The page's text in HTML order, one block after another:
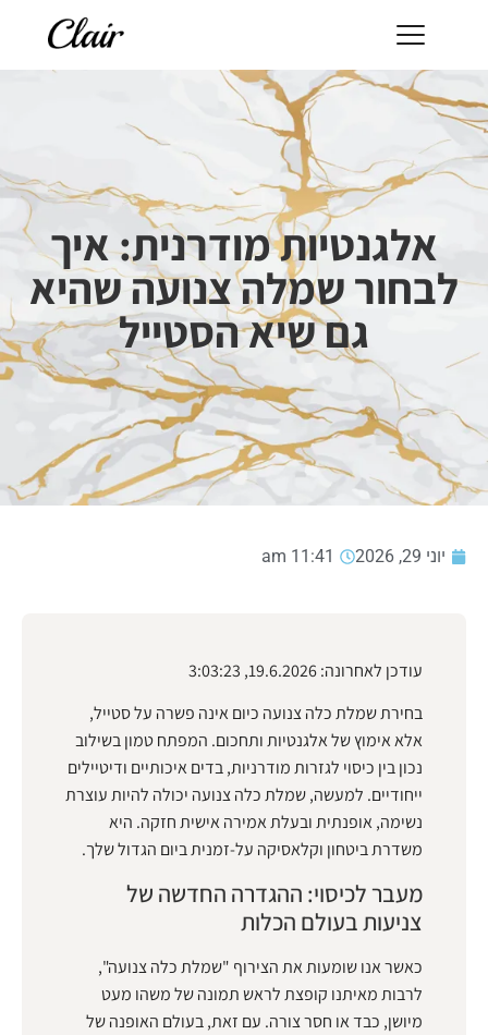
אלגנטיות מודרנית: איך
לבחור שמלה צנועה שהיא
גם שיא הסטייל
יוני 29, 2026 11:41 am
עודכן לאחרונה: 19.6.2026, 3:03:23
בחירת שמלת כלה צנועה כיום אינה פשרה על סטייל,
אלא אימוץ של אלגנטיות ותחכום. המפתח טמון בשילוב
נכון בין כיסוי לגזרות מודרניות, בדים איכותיים ודיטיילים
ייחודיים. למעשה, שמלת כלה צנועה יכולה להיות עוצרת
נשימה, אופנתית ובעלת אמירה אישית חזקה. היא
משדרת ביטחון וקלאסיקה על-זמנית ביום הגדול שלך.
מעבר לכיסוי: ההגדרה החדשה של
צניעות בעולם הכלות
כאשר אנו שומעות את הצירוף "שמלת כלה צנועה",
לרבות מאיתנו קופצת לראש תמונה של משהו מעט
מיושן, כבד או חסר צורה. עם זאת, בעולם האופנה של